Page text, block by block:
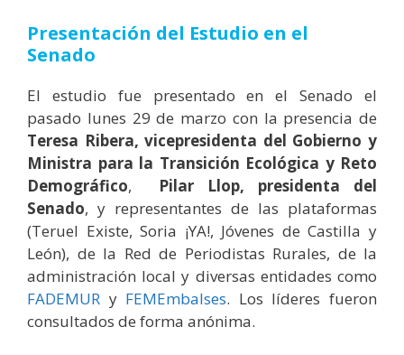
Presentación del Estudio en el
Senado
El estudio fue presentado en el Senado el
pasado lunes 29 de marzo con la presencia de
Teresa Ribera, vicepresidenta del Gobierno y
Ministra para la Transición Ecológica y Reto
Demográfico,
Pilar Llop, presidenta del
Senado, y representantes de las plataformas
(Teruel Existe, Soria ¡YA!, Jóvenes de Castilla y
León), de la Red de Periodistas Rurales, de la
administración local y diversas entidades como
FADEMUR y FEMEmbalses. Los líderes fueron
consultados de forma anónima.